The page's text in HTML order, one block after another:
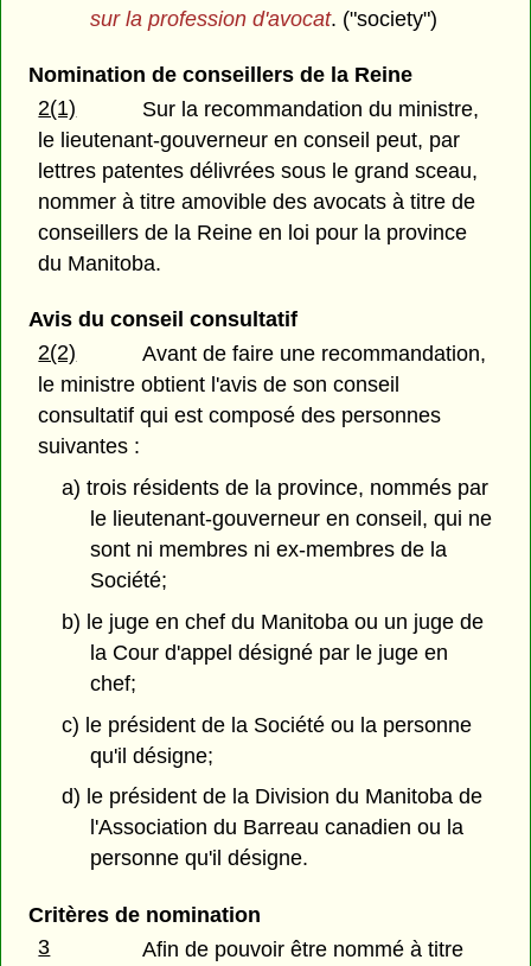
sur la profession d'avocat. ("society")
Nomination de conseillers de la Reine
2(1)
Sur la recommandation du ministre,
le lieutenant-gouverneur en conseil peut, par
lettres patentes délivrées sous le grand sceau,
nommer à titre amovible des avocats à titre de
conseillers de la Reine en loi pour la province
du Manitoba.
Avis du conseil consultatif
2(2)
Avant de faire une recommandation,
le ministre obtient l'avis de son conseil
consultatif qui est composé des personnes
suivantes :
a) trois résidents de la province, nommés par
le lieutenant-gouverneur en conseil, qui ne
sont ni membres ni ex-membres de la
Société;
b) le juge en chef du Manitoba ou un juge de
la Cour d'appel désigné par le juge en
chef;
c) le président de la Société ou la personne
qu'il désigne;
d) le président de la Division du Manitoba de
l'Association du Barreau canadien ou la
personne qu'il désigne.
Critères de nomination
3
Afin de pouvoir être nommé à titre